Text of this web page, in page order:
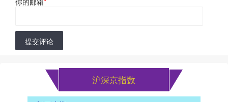
提交评论
沪深京指数